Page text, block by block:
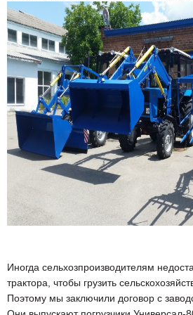
Иногда сельхозпроизводителям
трактора, чтобы грузить
Поэтому мы заключили договор с